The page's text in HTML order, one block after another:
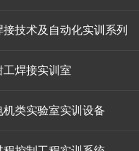
接技术及自动化实训系列
工焊接实训室
机类实验室实训设备